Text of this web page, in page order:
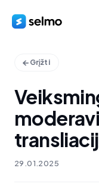
Grįžti
29.01.2025